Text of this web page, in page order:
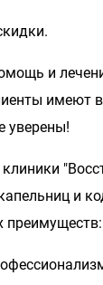
и
имеют
уверены!
и
преимуществ: